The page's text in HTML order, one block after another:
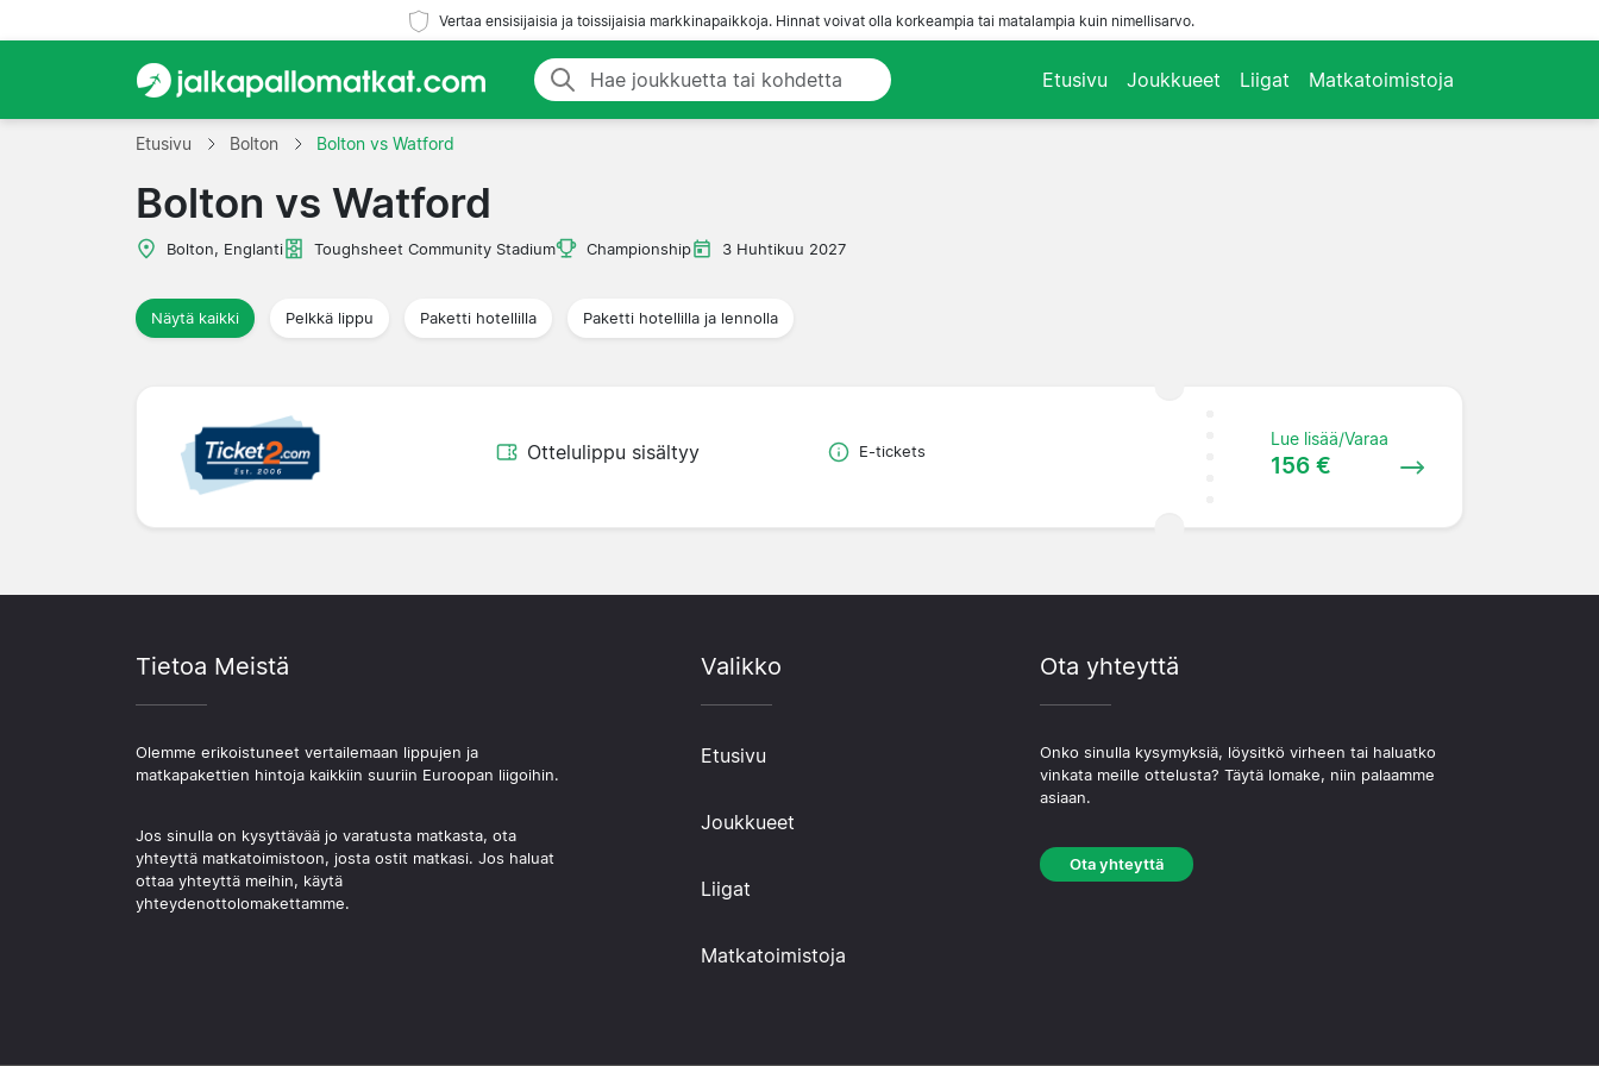
Vertaa ensisijaisia ja toissijaisia markkinapaikkoja. Hinnat voivat olla korkeampia tai matalampia kuin nimellisarvo.
Etusivu Joukkueet Liigat Matkatoimistoja
Etusivu Bolton Bolton vs Watford
Bolton vs Watford
Bolton, Englanti Toughsheet Community Stadium Championship 3 Huhtikuu 2027
Näytä kaikki Pelkkä lippu Paketti hotellilla Paketti hotellilla ja lennolla
Ottelulippu sisältyy E-tickets
Lue lisää/Varaa
156 €
Tietoa Meistä
Olemme erikoistuneet vertailemaan lippujen ja
matkapakettien hintoja kaikkiin suuriin Euroopan liigoihin.
Jos sinulla on kysyttävää jo varatusta matkasta, ota
yhteyttä matkatoimistoon, josta ostit matkasi. Jos haluat
ottaa yhteyttä meihin, käytä
yhteydenottolomakettamme.
Valikko
Etusivu
Joukkueet
Liigat
Matkatoimistoja
Ota yhteyttä
Onko sinulla kysymyksiä, löysitkö virheen tai haluatko
vinkata meille ottelusta? Täytä lomake, niin palaamme
asiaan.
Ota yhteyttä